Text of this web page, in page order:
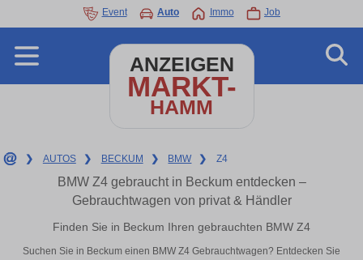
Event Auto Immo Job
ANZEIGEN
MARKT-
HAMM
❯ AUTOS ❯ BECKUM ❯ BMW ❯ Z4
BMW Z4 gebraucht in Beckum entdecken –
Gebrauchtwagen von privat & Händler
Finden Sie in Beckum Ihren gebrauchten BMW Z4
Suchen Sie in Beckum einen BMW Z4 Gebrauchtwagen? Entdecken Sie